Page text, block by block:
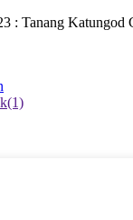
: Tanang Katungod